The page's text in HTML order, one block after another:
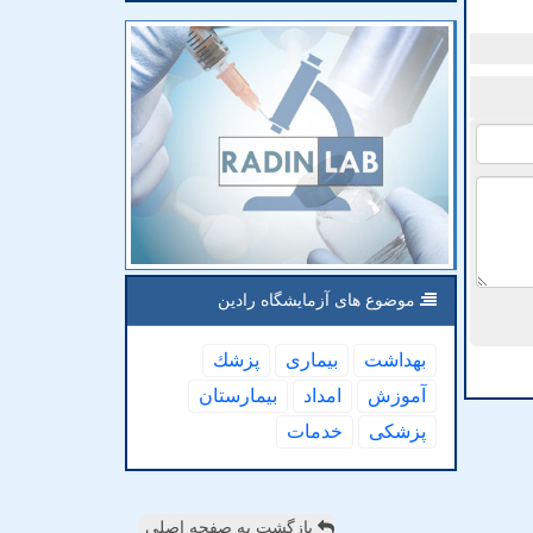
موضوع های آزمایشگاه رادین
بهداشت بیماری
پزشك
آموزش
امداد
بیمارستان
پزشكی
خدمات
بازگشت به صفحه اصلی